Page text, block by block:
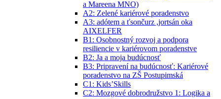
a Mareena MNO)
A2: Zelené kariérové poradenstvo
A3: adótem a ťsončurz ,jortsán oka
AIXELFER
B1: Osobnostný rozvoj a podpora
resiliencie v kariérovom poradenstve
B2: Ja a moja budúcnosť
B3: Pripravení na budúcnosť: Kariérové
poradenstvo na ZŠ Postupimská
C1: Kids’Skills
C2: Mozgové dobrodružstvo 1: Logika a